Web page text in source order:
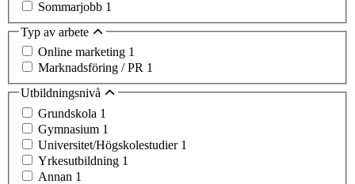
Sommarjobb 1
Typ av arbete
Online marketing 1
Marknadsföring / PR 1
Utbildningsnivå
Grundskola 1
Gymnasium 1
Universitet/Högskolestudier 1
Yrkesutbildning 1
Annan 1